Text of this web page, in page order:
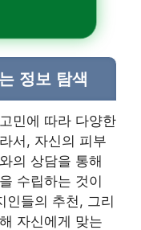
정보 탐색
민에 따라 다양한
서, 자신의 피부
의 상담을 통해
수립하는 것이
인들의 추천, 그리
자신에게 맞는